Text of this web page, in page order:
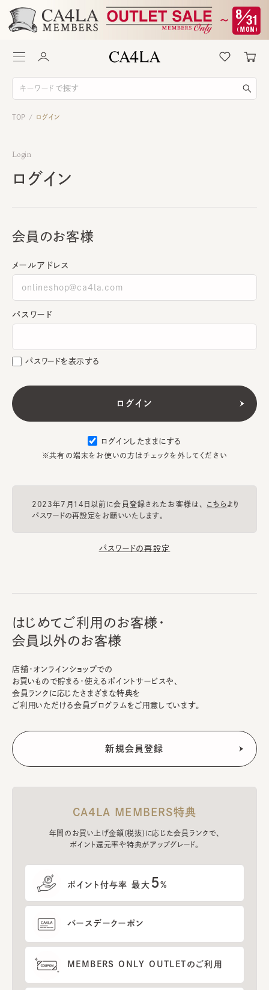
TOP / ログイン
Login
ログイン
会員のお客様
メールアドレス
パスワード
パスワードを表示する
ログインしたままにする
※共有の端末をお使いの方はチェックを外してください
2023年7月14日以前に会員登録されたお客様は、 こちらより
パスワードの再設定をお願いいたします。
パスワードの再設定
はじめてご利用のお客様・
会員以外のお客様
店舗・オンラインショップでの
お買いもので貯まる・使えるポイントサービスや、
会員ランクに応じたさまざまな特典を
ご利用いただける会員プログラムをご用意しています。
CA4LA MEMBERS特典
年間のお買い上げ金額(税抜)に応じた会員ランクで、
ポイント還元率や特典がアップグレード。
ポイント付与率 最大 5%
バースデークーポン
MEMBERS ONLY OUTLETのご利用